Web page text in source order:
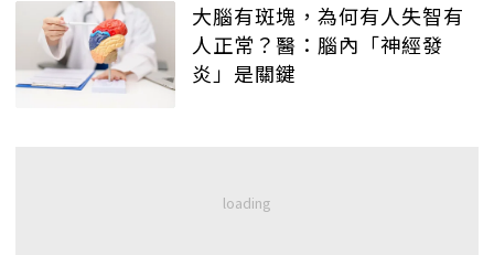
大腦有斑塊，為何有人失智有
人正常？醫：腦內「神經發
炎」是關鍵